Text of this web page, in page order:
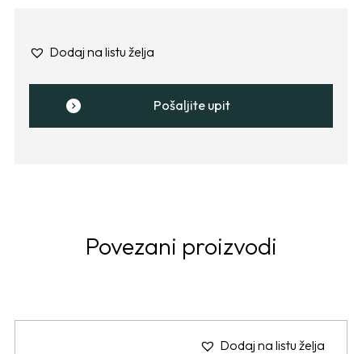
Dodaj na listu želja
Pošaljite upit
Povezani proizvodi
Dodaj na listu želja